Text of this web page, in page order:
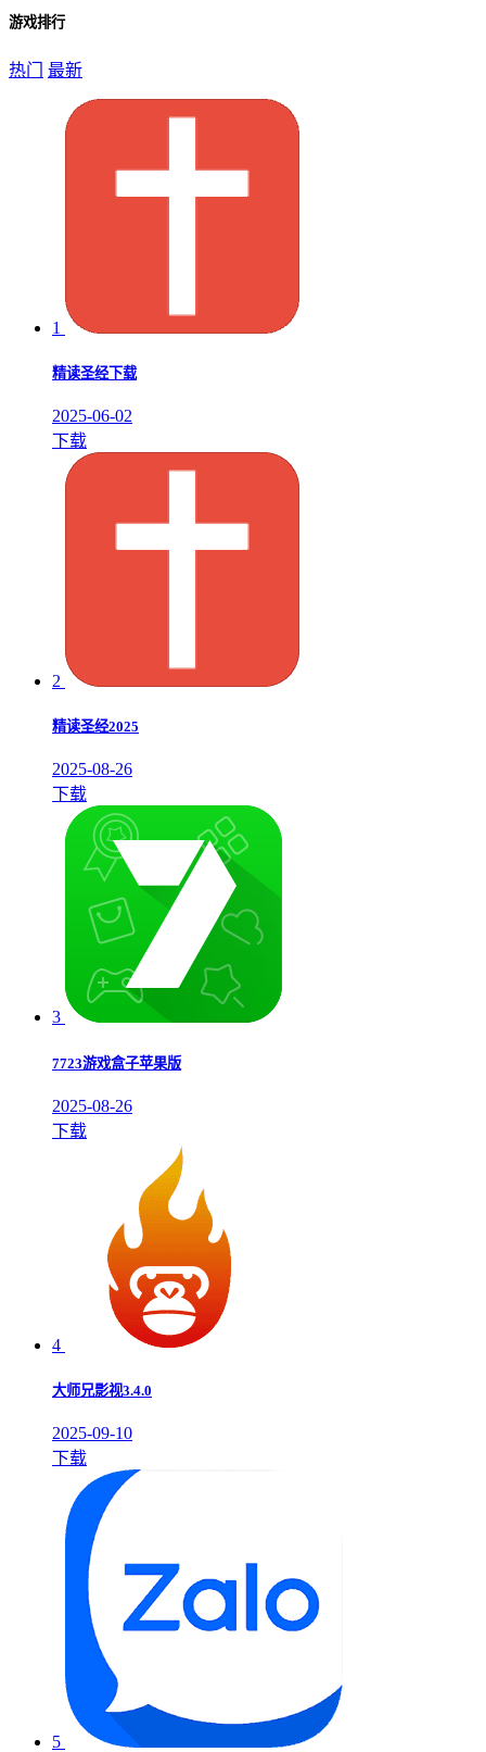
游戏排行
热门 最新
1
精读圣经下载
2025-06-02
下载
2
精读圣经2025
2025-08-26
下载
3
7723游戏盒子苹果版
2025-08-26
下载
4
大师兄影视3.4.0
2025-09-10
下载
5